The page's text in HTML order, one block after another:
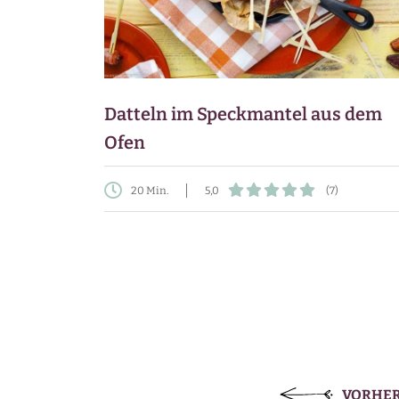
Datteln im Speckmantel aus dem
Ofen
20 Min. 5,0 (7)